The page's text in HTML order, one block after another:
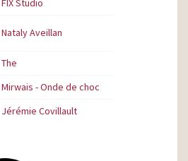
FIX Studio
Nataly Aveillan
The
Mirwais - Onde de choc
Jérémie Covillault